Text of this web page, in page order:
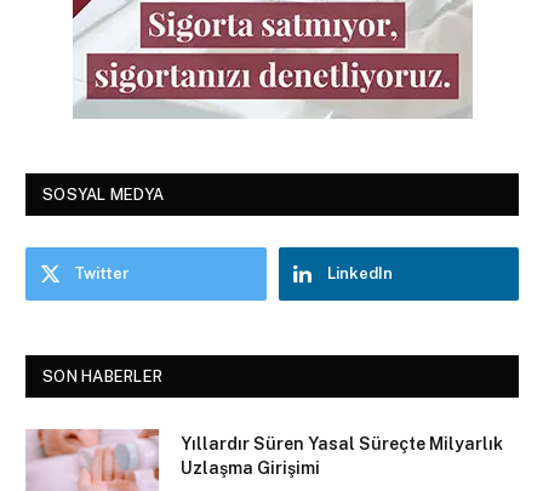
SOSYAL MEDYA
Twitter LinkedIn
SON HABERLER
Yıllardır Süren Yasal Süreçte Milyarlık
Uzlaşma Girişimi